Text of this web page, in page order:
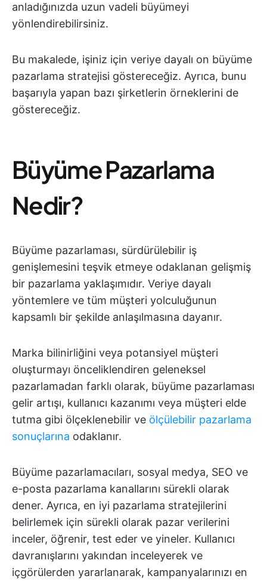
anladığınızda uzun vadeli büyümeyi
yönlendirebilirsiniz.
Bu makalede, işiniz için veriye dayalı on büyüme
pazarlama stratejisi göstereceğiz. Ayrıca, bunu
başarıyla yapan bazı şirketlerin örneklerini de
göstereceğiz.
Büyüme Pazarlama
Nedir?
Büyüme pazarlaması, sürdürülebilir iş
genişlemesini teşvik etmeye odaklanan gelişmiş
bir pazarlama yaklaşımıdır. Veriye dayalı
yöntemlere ve tüm müşteri yolculuğunun
kapsamlı bir şekilde anlaşılmasına dayanır.
Marka bilinirliğini veya potansiyel müşteri
oluşturmayı önceliklendiren geleneksel
pazarlamadan farklı olarak, büyüme pazarlaması
gelir artışı, kullanıcı kazanımı veya müşteri elde
tutma gibi ölçeklenebilir ve ölçülebilir pazarlama
sonuçlarına odaklanır.
Büyüme pazarlamacıları, sosyal medya, SEO ve
e-posta pazarlama kanallarını sürekli olarak
dener. Ayrıca, en iyi pazarlama stratejilerini
belirlemek için sürekli olarak pazar verilerini
inceler, öğrenir, test eder ve yineler. Kullanıcı
davranışlarını yakından inceleyerek ve
içgörülerden yararlanarak, kampanyalarınızı en